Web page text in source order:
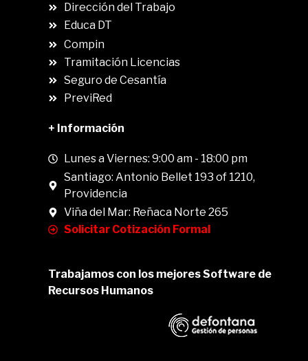
Dirección del Trabajo
Educa DT
Compin
Tramitación Licencias
Seguro de Cesantía
PreviRed
+ Información
Lunes a Viernes: 9:00 am - 18:00 pm
Santiago: Antonio Bellet 193 of 1210,
Providencia
Viña del Mar: Reñaca Norte 265
Solicitar Cotización Formal
Trabajamos con los mejores Software de
Recursos Humanos